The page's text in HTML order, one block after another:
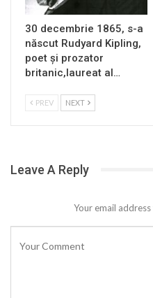
30 decembrie 1865, s-a
născut Rudyard Kipling,
poet și prozator
britanic,laureat al…
PREV NEXT
Leave A Reply
Your email